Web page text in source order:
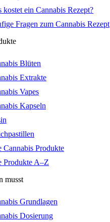
kostet ein Cannabis Rezept?
Fragen zum Cannabis Rezept
Blüten
Extrakte
Vapes
Kapseln
Cannabis Produkte
Produkte A–Z
musst
Grundlagen
Dosierung